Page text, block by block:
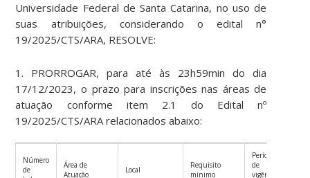
Universidade Federal de Santa Catarina, no uso de
suas atribuições, considerando o edital n°
19/2025/CTS/ARA, RESOLVE:
1. PRORROGAR, para até às 23h59min do dia
17/12/2023, o prazo para inscrições nas áreas de
atuação conforme item 2.1 do Edital nº
19/2025/CTS/ARA relacionados abaixo:
Número
de
Área de
Atuação
Local
Requisito
mínimo
Período
de
vigência